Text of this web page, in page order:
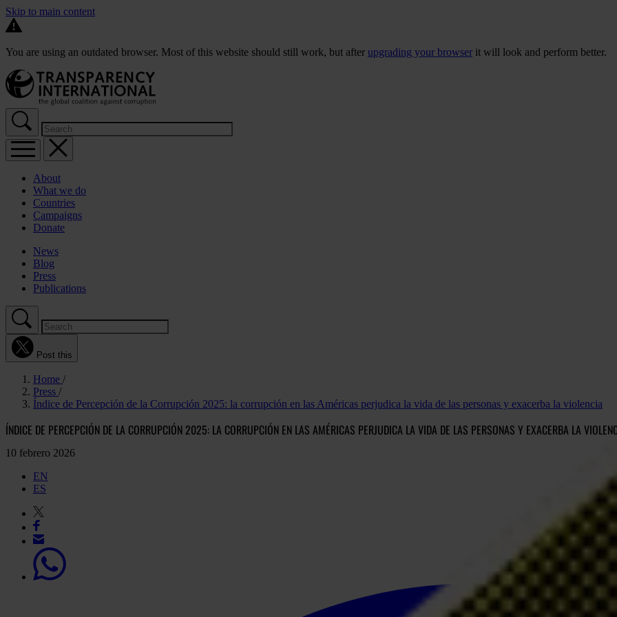
Skip to main content
You are using an outdated browser. Most of this website should still work, but after upgrading your browser it will look and perform better.
About
What we do
Countries
Campaigns
Donate
News
Blog
Press
Publications
Post this
Home
Press
Índice de Percepción de la Corrupción 2025: la corrupción en las Américas perjudica la vida de las personas y exacerba la violencia
ÍNDICE DE PERCEPCIÓN DE LA CORRUPCIÓN 2025: LA CORRUPCIÓN EN LAS AMÉRICAS PERJUDICA LA VIDA DE LAS PERSONAS Y EXACERBA LA
10 febrero 2026
EN
ES